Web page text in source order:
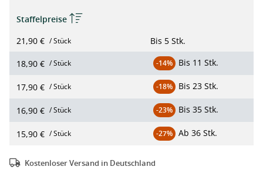
Staffelpreise
21,90 € / Stück Bis 5 Stk.
18,90 € / Stück -14% Bis 11 Stk.
17,90 € / Stück -18% Bis 23 Stk.
16,90 € / Stück -23% Bis 35 Stk.
15,90 € / Stück -27% Ab 36 Stk.
Kostenloser Versand in Deutschland